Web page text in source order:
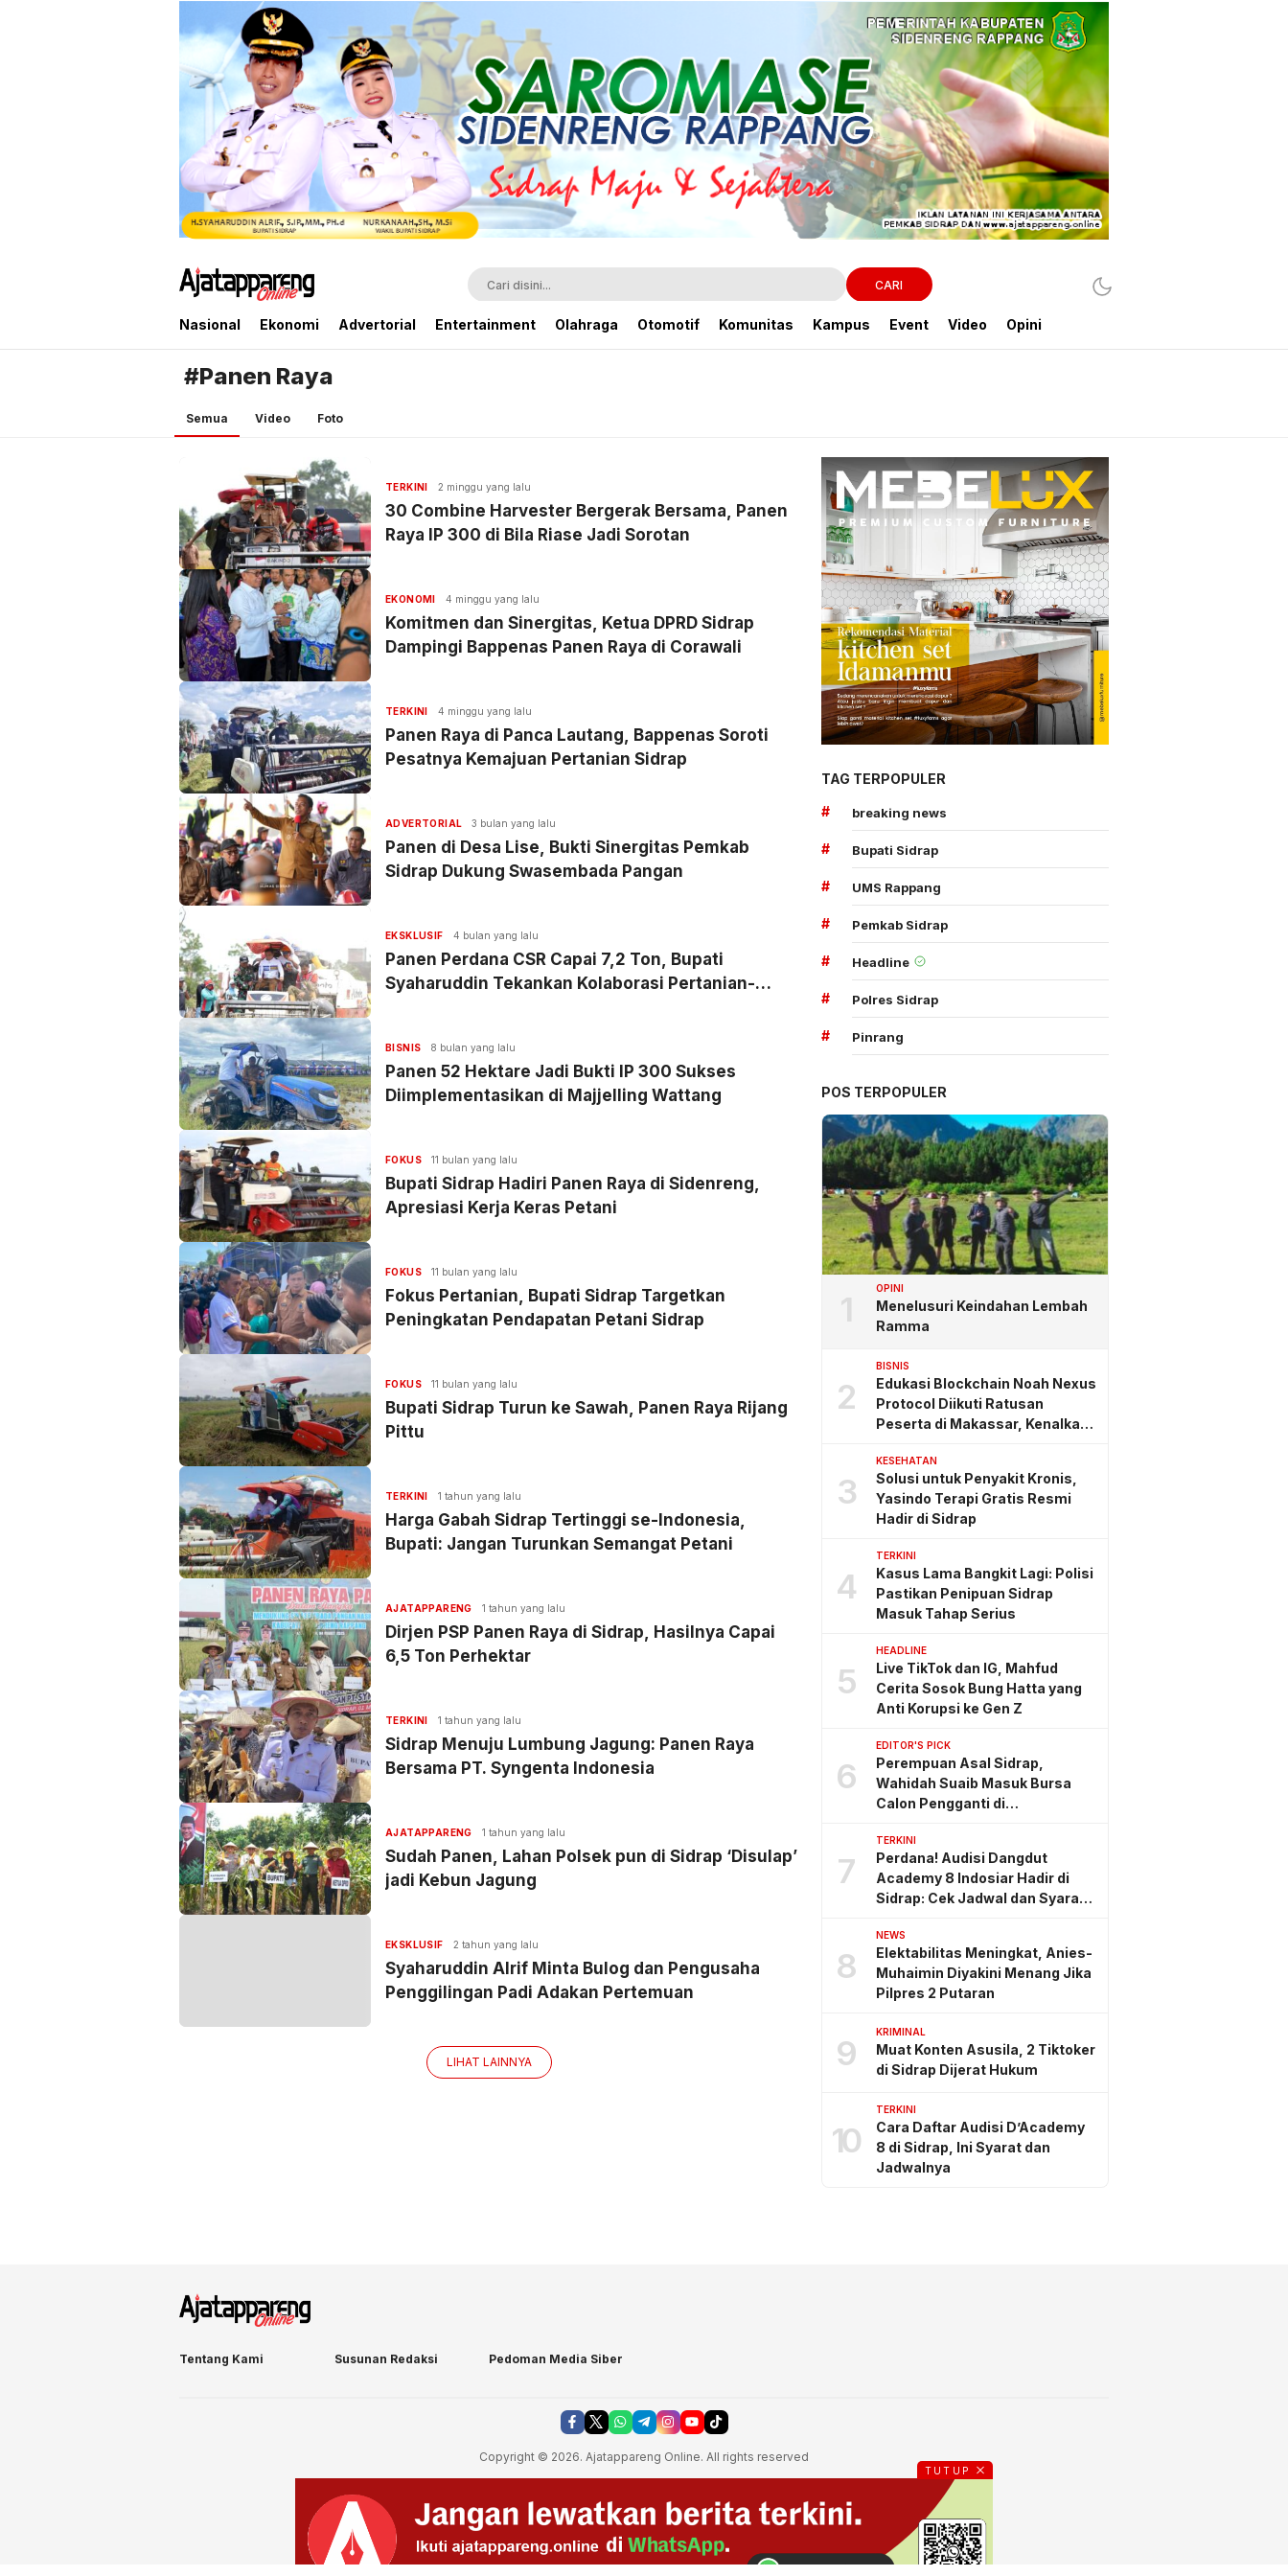
Ajatappareng Online
Media Terpercaya Anda
CARI
Nasional Ekonomi Advertorial Entertainment Olahraga Otomotif Komunitas Kampus Event Video Opini
#Panen Raya
Semua Video Foto
TERKINI 2 minggu yang lalu
30 Combine Harvester Bergerak Bersama, Panen
Raya IP 300 di Bila Riase Jadi Sorotan
EKONOMI 4 minggu yang lalu
Komitmen dan Sinergitas, Ketua DPRD Sidrap
Dampingi Bappenas Panen Raya di Corawali
TERKINI 4 minggu yang lalu
Panen Raya di Panca Lautang, Bappenas Soroti
Pesatnya Kemajuan Pertanian Sidrap
ADVERTORIAL 3 bulan yang lalu
Panen di Desa Lise, Bukti Sinergitas Pemkab
Sidrap Dukung Swasembada Pangan
EKSKLUSIF 4 bulan yang lalu
Panen Perdana CSR Capai 7,2 Ton, Bupati
Syaharuddin Tekankan Kolaborasi Pertanian-
BISNIS 8 bulan yang lalu
Panen 52 Hektare Jadi Bukti IP 300 Sukses
Diimplementasikan di Majjelling Wattang
FOKUS 11 bulan yang lalu
Bupati Sidrap Hadiri Panen Raya di Sidenreng,
Apresiasi Kerja Keras Petani
FOKUS 11 bulan yang lalu
Fokus Pertanian, Bupati Sidrap Targetkan
Peningkatan Pendapatan Petani Sidrap
FOKUS 11 bulan yang lalu
Bupati Sidrap Turun ke Sawah, Panen Raya Rijang
Pittu
TERKINI 1 tahun yang lalu
Harga Gabah Sidrap Tertinggi se-Indonesia,
Bupati: Jangan Turunkan Semangat Petani
AJATAPPARENG 1 tahun yang lalu
Dirjen PSP Panen Raya di Sidrap, Hasilnya Capai
6,5 Ton Perhektar
TERKINI 1 tahun yang lalu
Sidrap Menuju Lumbung Jagung: Panen Raya
Bersama PT. Syngenta Indonesia
AJATAPPARENG 1 tahun yang lalu
Sudah Panen, Lahan Polsek pun di Sidrap ‘Disulap’
jadi Kebun Jagung
EKSKLUSIF 2 tahun yang lalu
Syaharuddin Alrif Minta Bulog dan Pengusaha
Penggilingan Padi Adakan Pertemuan
LIHAT LAINNYA
TAG TERPOPULER
#
breaking news
# Bupati Sidrap
# UMS Rappang
# Pemkab Sidrap
# Headline
# Polres Sidrap
# Pinrang
POS TERPOPULER
1
OPINI
Menelusuri Keindahan Lembah
Ramma
2
BISNIS
Edukasi Blockchain Noah Nexus
Protocol Diikuti Ratusan
Peserta di Makassar, Kenalkan
3
KESEHATAN
Solusi untuk Penyakit Kronis,
Yasindo Terapi Gratis Resmi
Hadir di Sidrap
4
TERKINI
Kasus Lama Bangkit Lagi: Polisi
Pastikan Penipuan Sidrap
Masuk Tahap Serius
5
HEADLINE
Live TikTok dan IG, Mahfud
Cerita Sosok Bung Hatta yang
Anti Korupsi ke Gen Z
6
EDITOR'S PICK
Perempuan Asal Sidrap,
Wahidah Suaib Masuk Bursa
Calon Pengganti di
7
TERKINI
Perdana! Audisi Dangdut
Academy 8 Indosiar Hadir di
Sidrap: Cek Jadwal dan Syarat
8
NEWS
Elektabilitas Meningkat, Anies-
Muhaimin Diyakini Menang Jika
Pilpres 2 Putaran
9
KRIMINAL
Muat Konten Asusila, 2 Tiktoker
di Sidrap Dijerat Hukum
10
TERKINI
Cara Daftar Audisi D’Academy
8 di Sidrap, Ini Syarat dan
Jadwalnya
Tentang Kami Susunan Redaksi Pedoman Media Siber
Copyright © 2026. Ajatappareng Online. All rights reserved
TUTUP